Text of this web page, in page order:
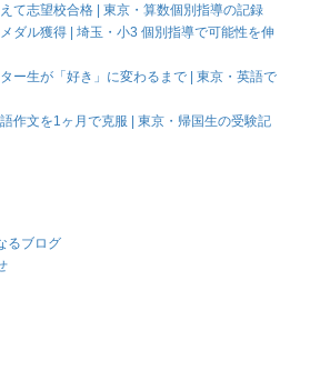
て志望校合格 | 東京・算数個別指導の記録
ダル獲得 | 埼玉・小3 個別指導で可能性を伸
ー生が「好き」に変わるまで | 東京・英語で
作文を1ヶ月で克服 | 東京・帰国生の受験記
るブログ